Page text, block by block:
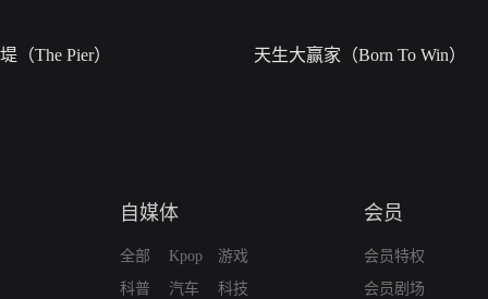
堤（The Pier） 天生大赢家（Born To Win）
自媒体
全部
科普
Kpop
汽车
游戏
科技
会员
会员特权
会员剧场